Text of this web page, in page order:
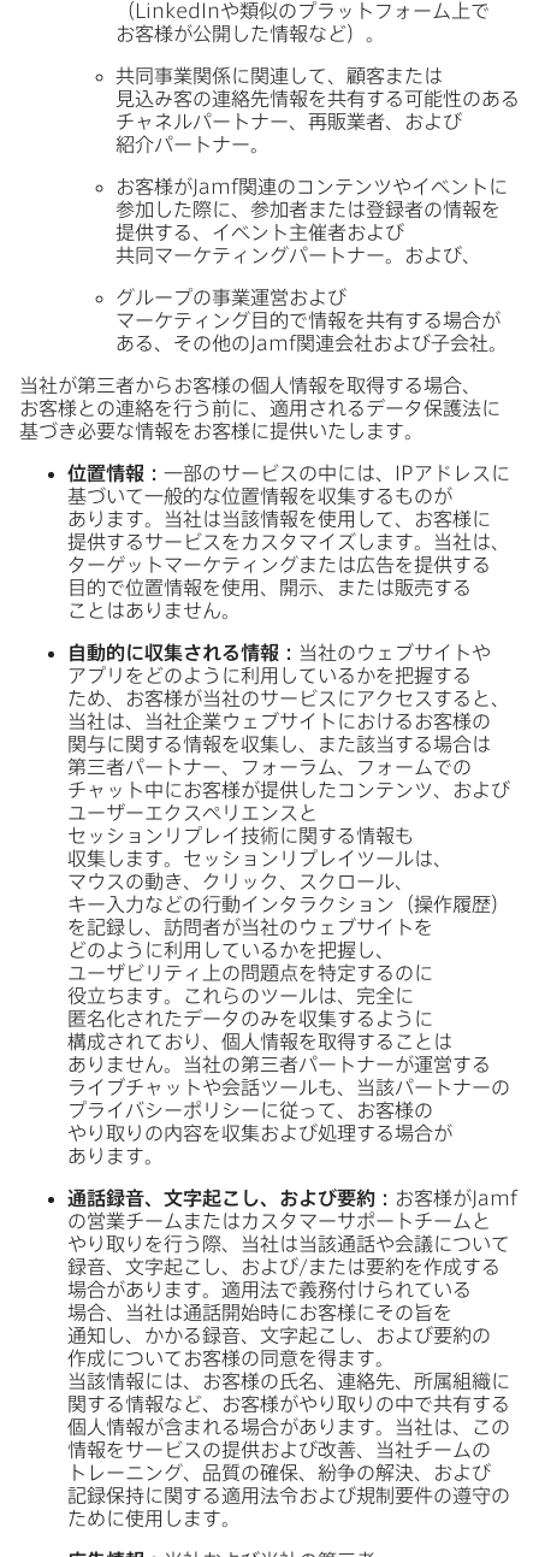
（
LinkedInや​類似の​プラットフォーム上で​
お客様が​公開した​情報など）。
共同事業関係に​関連して、​顧客または​
見込み客の​連絡先情報を​共有する​可能性の​ある​
チャネルパートナー、​再販業者、​および​
紹介パートナー。
お客様が Jamf関連の​コンテンツや​イベントに​
参加した​際に、​参加者または​登録者の​情報を​
提供する、​イベント主催者および​
共同マーケティングパートナー。​および、
グループの​事業運営および​
マーケティング目的で​情報を​共有する​場合が​
ある、​その​他の Jamf関連会社および​子会社。
当社が​第三者から​お客様の​個人情報を​取得する​場合、​
お客様との​連絡を​行う​前に、​適用される​データ保護法に​
基づき必要な​情報を​お客様に​提供いたします。
位置情報： 一部の​サービスの​中には、 IPアドレスに​
基づいて​一般的な​位置情報を​収集する​ものが​
あります。​当社は​当該情報を​使用して、​お客様に​
提供する​サービスを​カスタマイズします。​当社は、​
ターゲットマーケティングまたは​広告を​提供する​
目的で​位置情報を​使用、​開示、​または​販売する​
ことは​ありません。
自動的に​収集される​情報： 当社の​ウェブサイトや​
アプリを​どのように​利用しているかを​把握する​
ため、​お客様が​当社の​サービスに​アクセスすると、​
当社は、​当社企業ウェブサイトに​おける​お客様の​
関与に​関する​情報を​収集し、​また​該当する​場合は​
第三者パートナー、​フォーラム、​フォームでの​
チャット中に​お客様が​提供した​コンテンツ、​および​
ユーザーエクスペリエンスと​
セッションリプレイ技術に​関する​情報も​
収集します。​セッションリプレイツールは、​
マウスの​動き、​クリック、​スクロール、​
キー入力などの​行動インタラクション​（操作履歴）
を​記録し、​訪問者が​当社の​ウェブサイトを​
どのように​利用しているかを​把握し、​
ユーザビリティ上の​問題点を​特定するのに​
役立ちます。​これらの​ツールは、​完全に​
匿名化された​データのみを​収集するように​
構成されており、​個人情報を​取得する​ことは​
ありません。​当社の​第三者パートナーが​運営する​
ライブチャットや​会話ツールも、​当該パートナーの​
プライバシーポリシーに​従って、​お客様の​
やり取りの​内容を​収集および​処理する​場合が​
あります。
通話録音、​文字起こし、​および​要約： お客様が Jamf
の​営業チームまたは​カスタマーサポートチームと​
やり​取りを​行う際、​当社は​当該通話や​会議に​ついて​
録音、​文字起こし、​および​/または​要約を​作成する​
場合が​あります。​適用法で​義務付けられている​
場合、​当社は​通話開始時に​お客様に​その旨を​
通知し、​かかる​録音、​文字起こし、​および​要約の​
作成に​ついてお客様の​同意を​得ます。​
当該情報には、​お客様の​氏名、​連絡先、​所属組織に​
関する​情報など、​お客様が​やり取りの​中で​共有する​
個人情報が​含まれる​場合が​あります。​当社は、​この​
情報を​サービスの​提供および​改善、​当社チームの​
トレーニング、​品質の​確保、​紛争の​解決、​および​
記録保持に​関する​適用法令および​規制要件の​遵守の​
ために​使用します。